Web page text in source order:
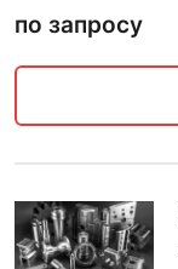
по запросу